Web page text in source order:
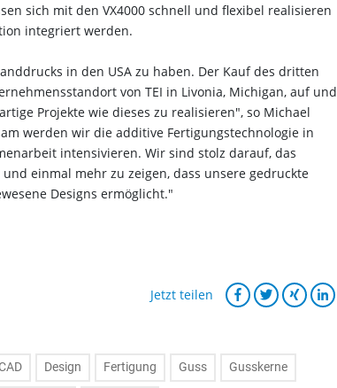
sich mit den VX4000 schnell und flexibel realisieren
integriert werden.
in den USA zu haben. Der Kauf des dritten
von TEI in Livonia, Michigan, auf und
Projekte wie dieses zu realisieren", so Michael
werden wir die additive Fertigungstechnologie in
intensivieren. Wir sind stolz darauf, das
einmal mehr zu zeigen, dass unsere gedruckte
Designs ermöglicht."
Jetzt teilen
Design Fertigung Guss Gusskerne